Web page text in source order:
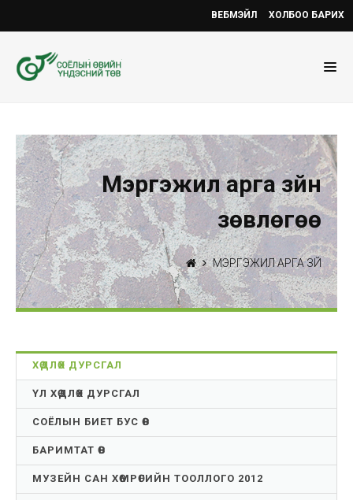
ВЕБМЭЙЛ ХОЛБОО БАРИХ
Мэргэжил арга зүйн
зөвлөгөө
МЭРГЭЖИЛ АРГА ЗҮЙ
ХӨДЛӨХ ДУРСГАЛ
ҮЛ ХӨДЛӨХ ДУРСГАЛ
СОЁЛЫН БИЕТ БУС ӨВ
БАРИМТАТ ӨВ
МУЗЕЙН САН ХӨМРӨГИЙН ТООЛЛОГО 2012